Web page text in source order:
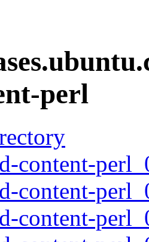
perl
content-
content-
content-